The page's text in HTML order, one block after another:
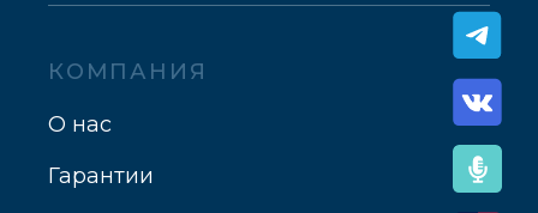
КОМПАНИЯ
О нас
Гарантии